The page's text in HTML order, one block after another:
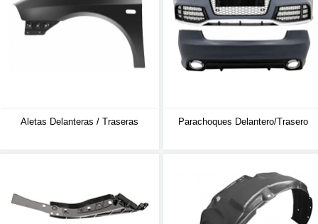
Aletas Delanteras / Traseras Parachoques Delantero/trasero